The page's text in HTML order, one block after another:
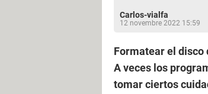
Carlos-vialfa
12 novembre 2022 15:59
Formatear el disco
A veces los
tomar ciertos